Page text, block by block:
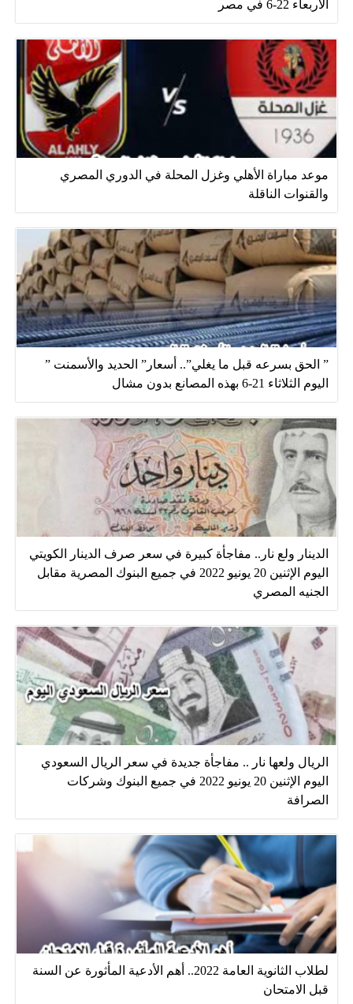
الاربعاء 22-6 في مصر
موعد مباراة الأهلي وغزل المحلة في الدوري المصري
والقنوات الناقلة
” الحق بسرعه قبل ما يغلي”.. أسعار” الحديد والأسمنت ”
اليوم الثلاثاء 21-6 بهذه المصانع بدون مشال
الدينار ولع نار.. مفاجأة كبيرة في سعر صرف الدينار الكويتي
اليوم الإثنين 20 يونيو 2022 في جميع البنوك المصرية مقابل
الجنيه المصري
الريال ولعها نار .. مفاجأة جديدة في سعر الريال السعودي
اليوم الإثنين 20 يونيو 2022 في جميع البنوك وشركات
الصرافة
لطلاب الثانوية العامة 2022.. أهم الأدعية المأثورة عن السنة
قبل الامتحان